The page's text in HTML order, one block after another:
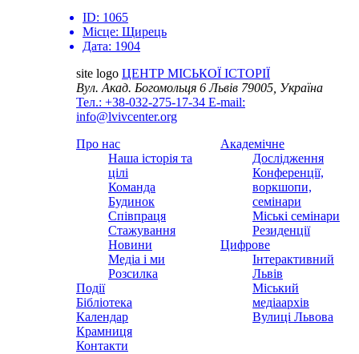
ID: 1065
Місце: Щирець
Дата: 1904
site logo ЦЕНТР МІСЬКОЇ ІСТОРІЇ
Вул. Акад. Богомольця 6Львів 79005, Україна
Тел.: +38-032-275-17-34 E-mail:
info@lvivcenter.org
Про нас
Наша історія та
цілі
Команда
Будинок
Співпраця
Стажування
Новини
Медіа і ми
Розсилка
Події
Бібліотека
Календар
Крамниця
Контакти
Академічне
Дослідження
Конференції,
воркшопи,
семінари
Міські семінари
Резиденції
Цифрове
Інтерактивний
Львів
Міський
медіаархів
Вулиці Львова